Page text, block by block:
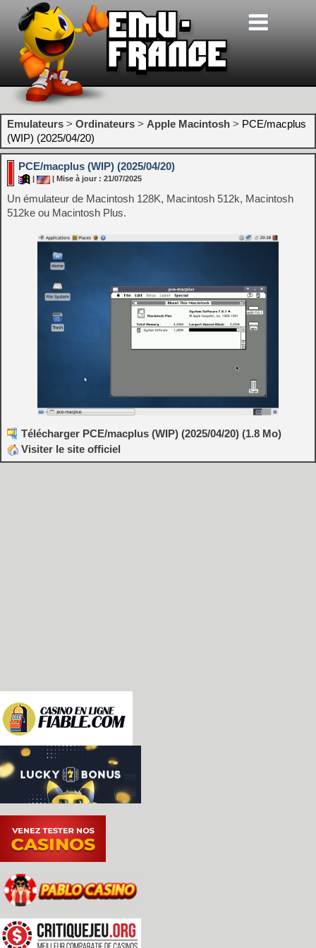
Emulateurs > Ordinateurs > Apple Macintosh > PCE/macplus
(WIP) (2025/04/20)
PCE/macplus (WIP) (2025/04/20)
| Mise à jour : 21/07/2025
Un émulateur de Macintosh 128K, Macintosh 512k, Macintosh
512ke ou Macintosh Plus.
Télécharger PCE/macplus (WIP) (2025/04/20) (1.8 Mo)
Visiter le site officiel